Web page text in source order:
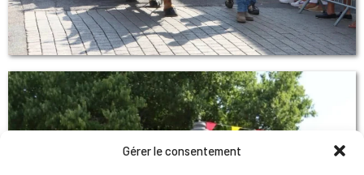
Gérer le consentement